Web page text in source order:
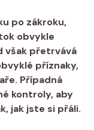
po zákroku,
obvykle
však přetrvává
příznaky,
Případná
kontroly, aby
jak jste si přáli.